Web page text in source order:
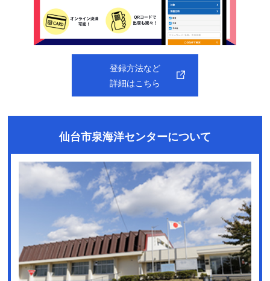
登録方法など
詳細はこちら
仙台市泉海洋センターについて